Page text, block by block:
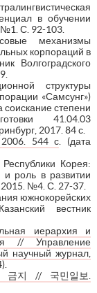
в обучении
№1. С. 92-103.
механизмы
корпораций в
Волгоградского
структуры
«Самсунг»)
степени
41.04.03
2017. 84 с.
544 с . (дата
Корея:
и роль в развитии
№4. С. 27-37.
южнокорейских
вестник
иерархия и
// Управление
научный журнал,
금지 // 국민일보.